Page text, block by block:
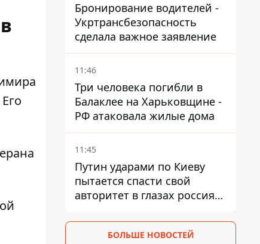
Бронирование водителей -
Укртрансбезопасность
сделала важное заявление
11:46
Три человека погибли в
Балаклее на Харьковщине -
РФ атаковала жилые дома
11:45
Путин ударами по Киеву
пытается спасти свой
авторитет в глазах россиян:
давлением - Sky News
БОЛЬШЕ НОВОСТЕЙ